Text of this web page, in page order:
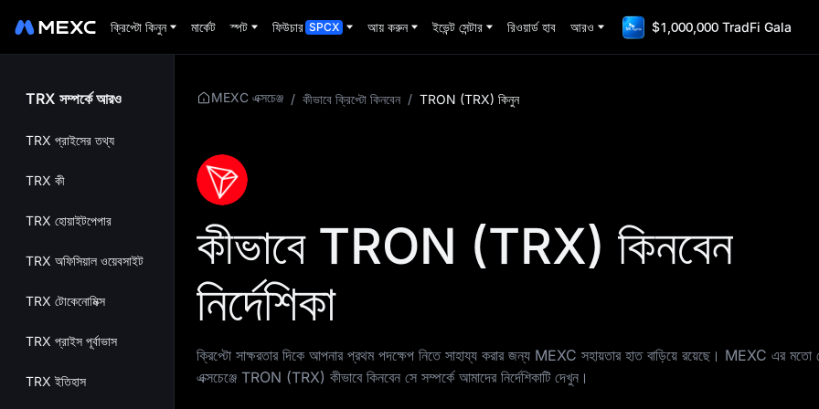
ক্রিপ্টো কিনুন মার্কেট স্পট ফিউচার SPCX আয় করুন ইভেন্ট সেন্টার রিওয়ার্ড হাব আরও $1,000,000 TradFi Gala
TRX সম্পর্কে আরও
TRX প্রাইসের তথ্য
TRX কী
TRX হোয়াইটপেপার
TRX অফিসিয়াল ওয়েবসাইট
TRX টোকেনোমিক্স
TRX প্রাইস পূর্বাভাস
TRX ইতিহাস
MEXC এক্সচেঞ্জ / কীভাবে ক্রিপ্টো কিনবেন / TRON (TRX) কিনুন
কীভাবে TRON (TRX) কিনবেন
নির্দেশিকা
ক্রিপ্টো সাক্ষরতার দিকে আপনার প্রথম পদক্ষেপ নিতে সাহায্য করার জন্য MEXC সহায়তার হাত বাড়িয়ে রয়েছে। MEXC এর মতো
এক্সচেঞ্জে TRON (TRX) কীভাবে কিনবেন সে সম্পর্কে আমাদের নির্দেশিকাটি দেখুন।